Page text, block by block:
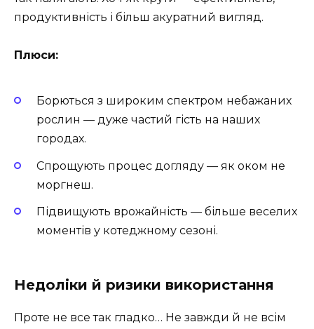
продуктивність і більш акуратний вигляд.
Плюси:
Борються з широким спектром небажаних
рослин — дуже частий гість на наших
городах.
Спрощують процес догляду — як оком не
моргнеш.
Підвищують врожайність — більше веселих
моментів у котеджному сезоні.
Недоліки й ризики використання
Проте не все так гладко… Не завжди й не всім